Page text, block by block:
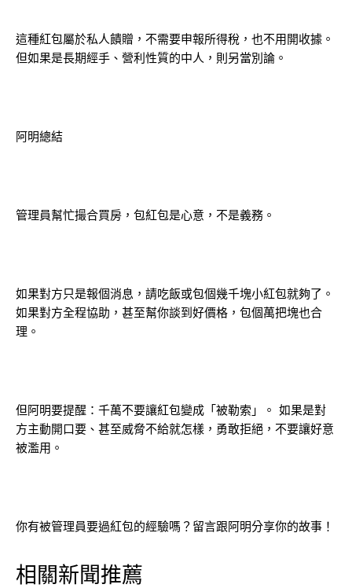
這種紅包屬於私人饋贈，不需要申報所得稅，也不用開收據。
但如果是長期經手、營利性質的中人，則另當別論。
阿明總結
管理員幫忙撮合買房，包紅包是心意，不是義務。
如果對方只是報個消息，請吃飯或包個幾千塊小紅包就夠了。
如果對方全程協助，甚至幫你談到好價格，包個萬把塊也合
理。
但阿明要提醒：千萬不要讓紅包變成「被勒索」。 如果是對
方主動開口要、甚至威脅不給就怎樣，勇敢拒絕，不要讓好意
被濫用。
你有被管理員要過紅包的經驗嗎？留言跟阿明分享你的故事！
相關新聞推薦